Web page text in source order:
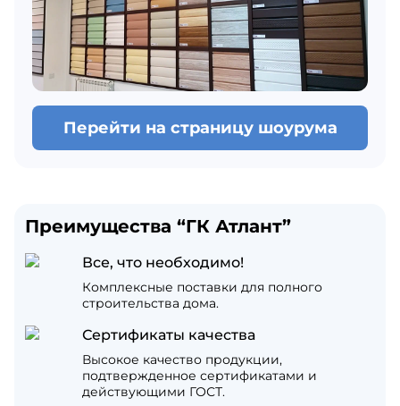
Перейти на страницу шоурума
Преимущества “ГК Атлант”
Все, что необходимо!
Комплексные поставки для полного
строительства дома.
Сертификаты качества
Высокое качество продукции,
подтвержденное сертификатами и
действующими ГОСТ.